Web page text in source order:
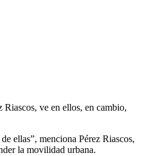
ve en ellos, en cambio,
ellas”, menciona Pérez Riascos,
la movilidad urbana.